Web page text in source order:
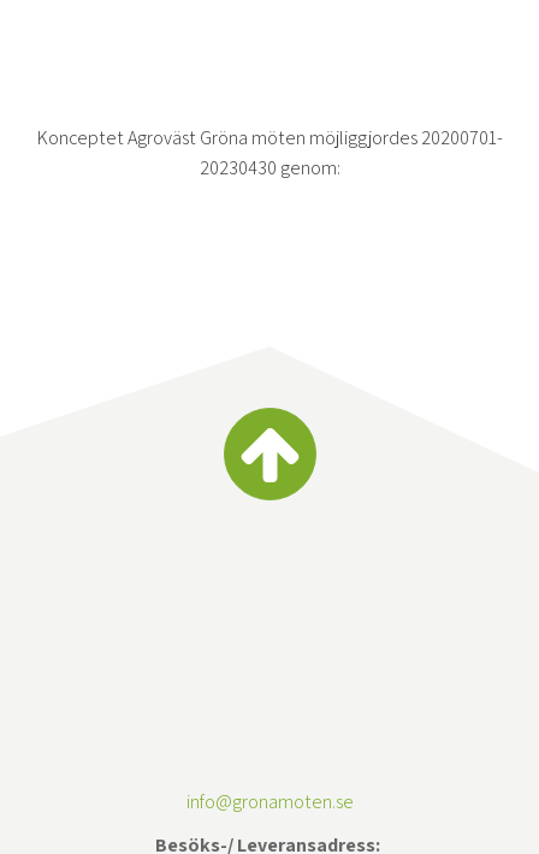
Konceptet Agroväst Gröna möten möjliggjordes 20200701-
20230430 genom:
info@gronamoten.se
Besöks-/ Leveransadress: